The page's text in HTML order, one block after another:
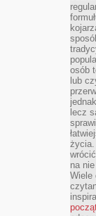
osób
lub
lecz
życia.
na
Wiele